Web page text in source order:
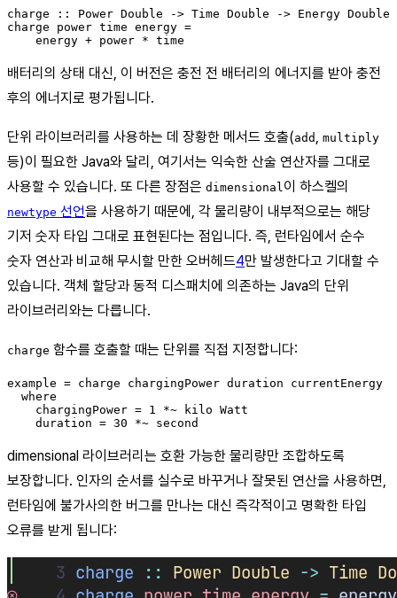
charge :: Power Double -> Time Double -> Energy Double
charge power time energy =
배터리의 상태 대신, 이 버전은 충전 전 배터리의 에너지를 받아 충전
후의 에너지로 평가됩니다.
단위 라이브러리를 사용하는 데 장황한 메서드 호출(add , multiply
등)이 필요한 Java와 달리, 여기서는 익숙한 산술 연산자를 그대로
사용할 수 있습니다. 또 다른 장점은 dimensional이 하스켈의
newtype 선언을 사용하기 때문에, 각 물리량이 내부적으로는 해당
기저 숫자 타입 그대로 표현된다는 점입니다. 즉, 런타임에서 순수
숫자 연산과 비교해 무시할 만한 오버헤드4만 발생한다고 기대할 수
있습니다. 객체 할당과 동적 디스패치에 의존하는 Java의 단위
라이브러리와는 다릅니다.
charge 함수를 호출할 때는 단위를 직접 지정합니다:
example = charge chargingPower duration currentEnergy
  where
    chargingPower = 1 *~ kilo Watt
dimensional 라이브러리는 호환 가능한 물리량만 조합하도록
보장합니다. 인자의 순서를 실수로 바꾸거나 잘못된 연산을 사용하면,
런타임에 불가사의한 버그를 만나는 대신 즉각적이고 명확한 타입
오류를 받게 됩니다: